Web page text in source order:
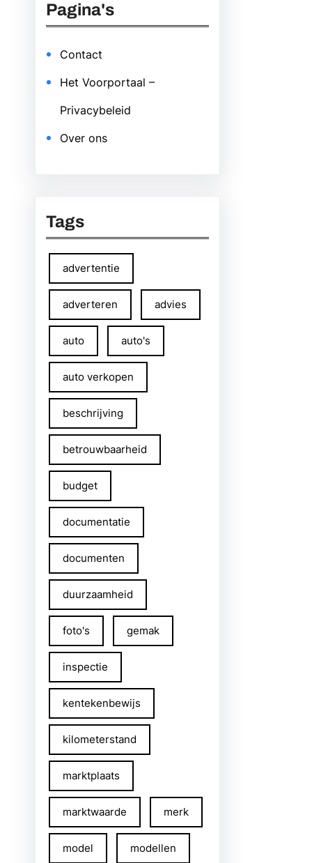
Pagina's
Contact
Het Voorportaal –
Privacybeleid
Over ons
Tags
advertentie
adverteren advies
auto auto's
auto verkopen
beschrijving
betrouwbaarheid
budget
documentatie
documenten
duurzaamheid
foto's gemak
inspectie
kentekenbewijs
kilometerstand
marktplaats
marktwaarde merk
model modellen